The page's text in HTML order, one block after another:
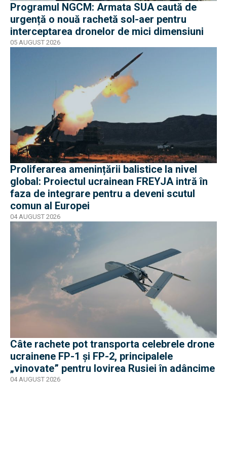
Programul NGCM: Armata SUA caută de
urgență o nouă rachetă sol-aer pentru
interceptarea dronelor de mici dimensiuni
05 AUGUST 2026
Proliferarea amenințării balistice la nivel
global: Proiectul ucrainean FREYJA intră în
faza de integrare pentru a deveni scutul
comun al Europei
04 AUGUST 2026
Câte rachete pot transporta celebrele drone
ucrainene FP-1 și FP-2, principalele
„vinovate” pentru lovirea Rusiei în adâncime
04 AUGUST 2026